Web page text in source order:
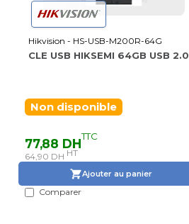
Hikvision - HS-USB-M200R-64G
CLE USB HIKSEMI 64GB USB 2.0
Non disponible
77,88 DHTTC
64,90 DH HT
Ajouter au panier
Comparer